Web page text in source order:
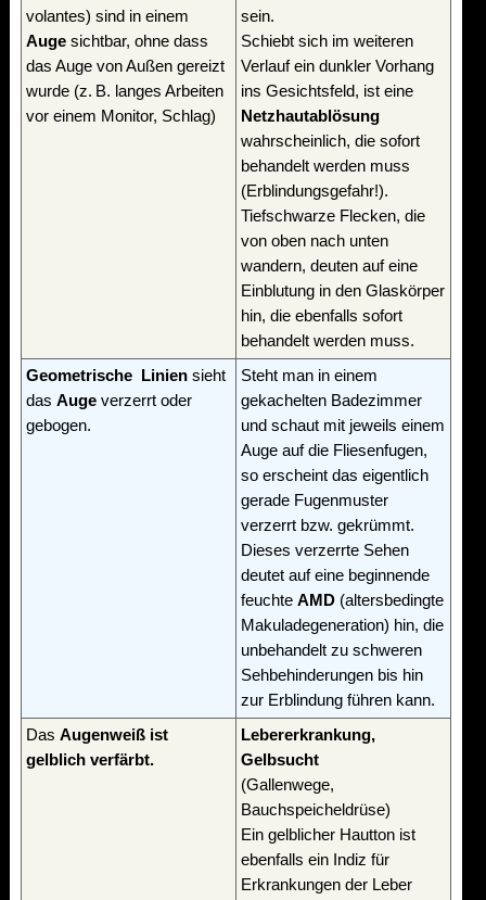
volantes) sind in einem
Auge sichtbar, ohne dass
das Auge von Außen gereizt
wurde (z. B. langes Arbeiten
vor einem Monitor, Schlag)
sein.
Schiebt sich im weiteren
Verlauf ein dunkler Vorhang
ins Gesichtsfeld, ist eine
Netzhautablösung
wahrscheinlich, die sofort
behandelt werden muss
(Erblindungsgefahr!).
Tiefschwarze Flecken, die
von oben nach unten
wandern, deuten auf eine
Einblutung in den Glaskörper
hin, die ebenfalls sofort
behandelt werden muss.
Geometrische Linien sieht
das Auge verzerrt oder
gebogen.
Steht man in einem
gekachelten Badezimmer
und schaut mit jeweils einem
Auge auf die Fliesenfugen,
so erscheint das eigentlich
gerade Fugenmuster
verzerrt bzw. gekrümmt.
Dieses verzerrte Sehen
deutet auf eine beginnende
feuchte AMD (altersbedingte
Makuladegeneration) hin, die
unbehandelt zu schweren
Sehbehinderungen bis hin
zur Erblindung führen kann.
Das Augenweiß ist
gelblich verfärbt.
Lebererkrankung,
Gelbsucht
(Gallenwege,
Bauchspeicheldrüse)
Ein gelblicher Hautton ist
ebenfalls ein Indiz für
Erkrankungen der Leber